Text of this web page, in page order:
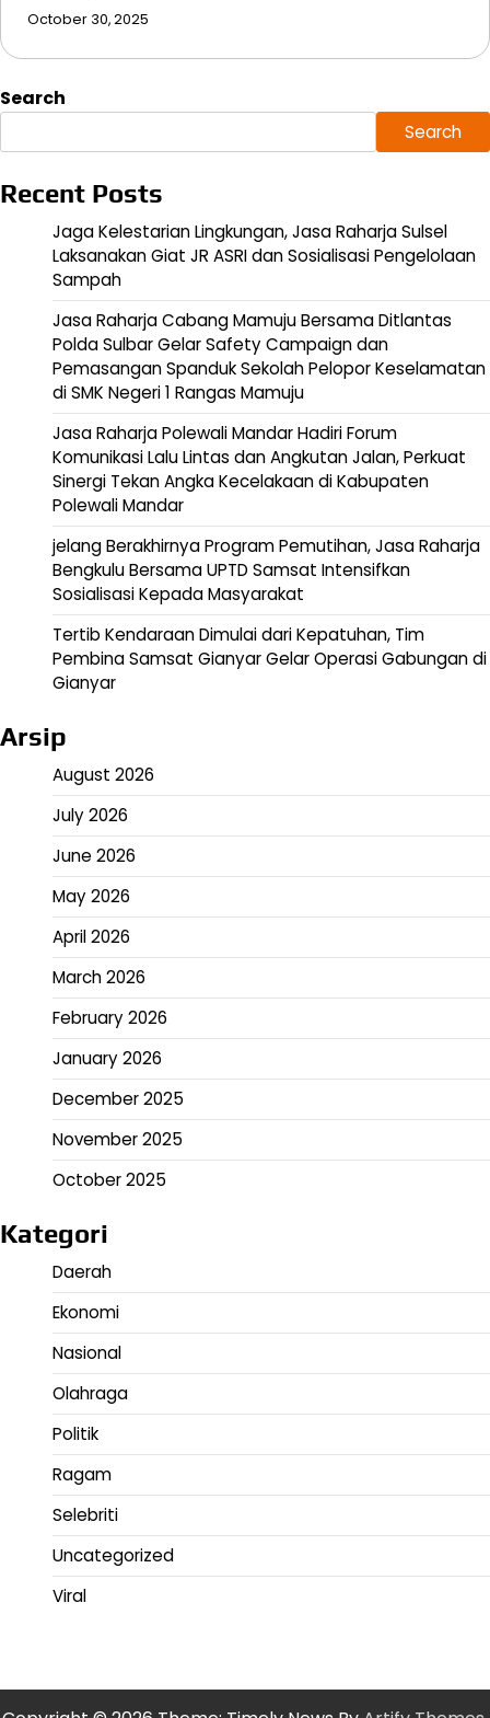
October 30, 2025
Search
Search
Recent Posts
Jaga Kelestarian Lingkungan, Jasa Raharja Sulsel
Laksanakan Giat JR ASRI dan Sosialisasi Pengelolaan
Sampah
Jasa Raharja Cabang Mamuju Bersama Ditlantas
Polda Sulbar Gelar Safety Campaign dan
Pemasangan Spanduk Sekolah Pelopor Keselamatan
di SMK Negeri 1 Rangas Mamuju
Jasa Raharja Polewali Mandar Hadiri Forum
Komunikasi Lalu Lintas dan Angkutan Jalan, Perkuat
Sinergi Tekan Angka Kecelakaan di Kabupaten
Polewali Mandar
jelang Berakhirnya Program Pemutihan, Jasa Raharja
Bengkulu Bersama UPTD Samsat Intensifkan
Sosialisasi Kepada Masyarakat
Tertib Kendaraan Dimulai dari Kepatuhan, Tim
Pembina Samsat Gianyar Gelar Operasi Gabungan di
Gianyar
Arsip
August 2026
July 2026
June 2026
May 2026
April 2026
March 2026
February 2026
January 2026
December 2025
November 2025
October 2025
Kategori
Daerah
Ekonomi
Nasional
Olahraga
Politik
Ragam
Selebriti
Uncategorized
Viral